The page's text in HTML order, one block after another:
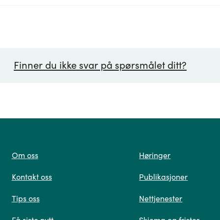
Finner du ikke svar på spørsmålet ditt?
oss
Om oss
Kontakt oss
Tips oss
Høringer
Publikasjoner
Nettjenester